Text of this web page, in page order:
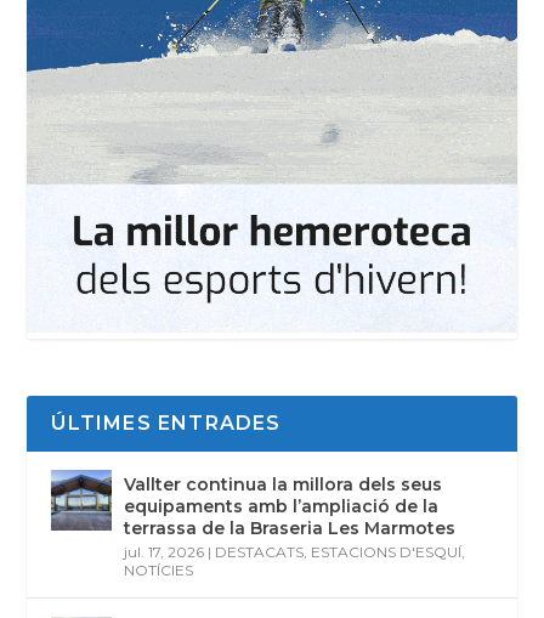
ÚLTIMES ENTRADES
Vallter continua la millora dels seus
equipaments amb l’ampliació de la
terrassa de la Braseria Les Marmotes
jul. 17, 2026 | DESTACATS ESTACIONS D'ESQUÍ
NOTÍCIES